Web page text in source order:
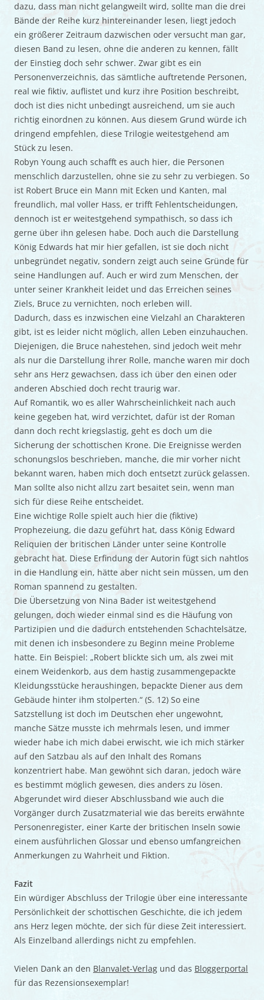
dazu, dass man nicht gelangweilt wird, sollte man die drei
Bände der Reihe kurz hintereinander lesen, liegt jedoch
ein größerer Zeitraum dazwischen oder versucht man gar,
diesen Band zu lesen, ohne die anderen zu kennen, fällt
der Einstieg doch sehr schwer. Zwar gibt es ein
Personenverzeichnis, das sämtliche auftretende Personen,
real wie fiktiv, auflistet und kurz ihre Position beschreibt,
doch ist dies nicht unbedingt ausreichend, um sie auch
richtig einordnen zu können. Aus diesem Grund würde ich
dringend empfehlen, diese Trilogie weitestgehend am
Stück zu lesen.
Robyn Young auch schafft es auch hier, die Personen
menschlich darzustellen, ohne sie zu sehr zu verbiegen. So
ist Robert Bruce ein Mann mit Ecken und Kanten, mal
freundlich, mal voller Hass, er trifft Fehlentscheidungen,
dennoch ist er weitestgehend sympathisch, so dass ich
gerne über ihn gelesen habe. Doch auch die Darstellung
König Edwards hat mir hier gefallen, ist sie doch nicht
unbegründet negativ, sondern zeigt auch seine Gründe für
seine Handlungen auf. Auch er wird zum Menschen, der
unter seiner Krankheit leidet und das Erreichen seines
Ziels, Bruce zu vernichten, noch erleben will.
Dadurch, dass es inzwischen eine Vielzahl an Charakteren
gibt, ist es leider nicht möglich, allen Leben einzuhauchen.
Diejenigen, die Bruce nahestehen, sind jedoch weit mehr
als nur die Darstellung ihrer Rolle, manche waren mir doch
sehr ans Herz gewachsen, dass ich über den einen oder
anderen Abschied doch recht traurig war.
Auf Romantik, wo es aller Wahrscheinlichkeit nach auch
keine gegeben hat, wird verzichtet, dafür ist der Roman
dann doch recht kriegslastig, geht es doch um die
Sicherung der schottischen Krone. Die Ereignisse werden
schonungslos beschrieben, manche, die mir vorher nicht
bekannt waren, haben mich doch entsetzt zurück gelassen.
Man sollte also nicht allzu zart besaitet sein, wenn man
sich für diese Reihe entscheidet.
Eine wichtige Rolle spielt auch hier die (fiktive)
Prophezeiung, die dazu geführt hat, dass König Edward
Reliquien der britischen Länder unter seine Kontrolle
gebracht hat. Diese Erfindung der Autorin fügt sich nahtlos
in die Handlung ein, hätte aber nicht sein müssen, um den
Roman spannend zu gestalten.
Die Übersetzung von Nina Bader ist weitestgehend
gelungen, doch wieder einmal sind es die Häufung von
Partizipien und die dadurch entstehenden Schachtelsätze,
mit denen ich insbesondere zu Beginn meine Probleme
hatte. Ein Beispiel: „Robert blickte sich um, als zwei mit
einem Weidenkorb, aus dem hastig zusammengepackte
Kleidungsstücke heraushingen, bepackte Diener aus dem
Gebäude hinter ihm stolperten.“ (S. 12) So eine
Satzstellung ist doch im Deutschen eher ungewohnt,
manche Sätze musste ich mehrmals lesen, und immer
wieder habe ich mich dabei erwischt, wie ich mich stärker
auf den Satzbau als auf den Inhalt des Romans
konzentriert habe. Man gewöhnt sich daran, jedoch wäre
es bestimmt möglich gewesen, dies anders zu lösen.
Abgerundet wird dieser Abschlussband wie auch die
Vorgänger durch Zusatzmaterial wie das bereits erwähnte
Personenregister, einer Karte der britischen Inseln sowie
einem ausführlichen Glossar und ebenso umfangreichen
Anmerkungen zu Wahrheit und Fiktion.
Fazit
Ein würdiger Abschluss der Trilogie über eine interessante
Persönlichkeit der schottischen Geschichte, die ich jedem
ans Herz legen möchte, der sich für diese Zeit interessiert.
Als Einzelband allerdings nicht zu empfehlen.
Vielen Dank an den Blanvalet-Verlag und das Bloggerportal
für das Rezensionsexemplar!